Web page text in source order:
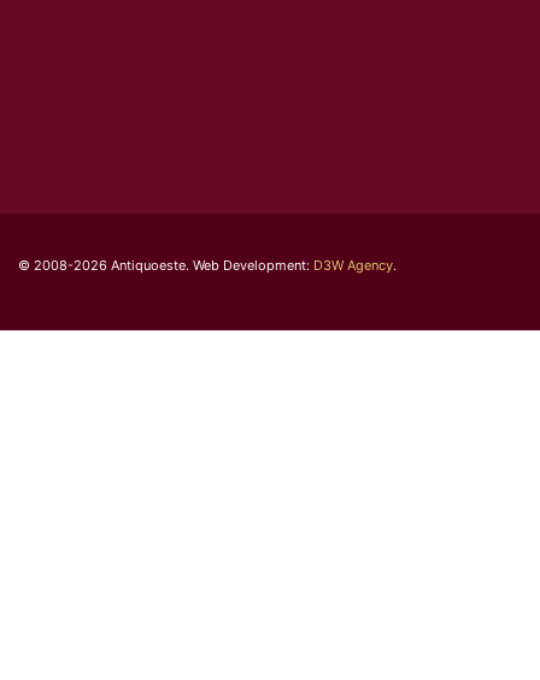
© 2008-2026 Antiquoeste. Web Development: D3W Agency.